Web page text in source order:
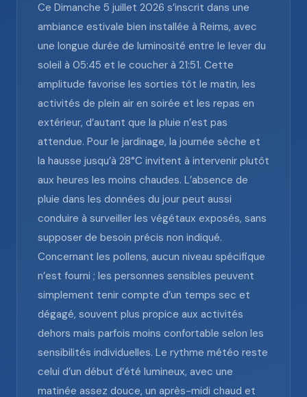
Ce Dimanche 5 juillet 2026 s’inscrit dans une
ambiance estivale bien installée à Reims, avec
une longue durée de luminosité entre le lever du
soleil à 05:45 et le coucher à 21:51. Cette
amplitude favorise les sorties tôt le matin, les
activités de plein air en soirée et les repas en
extérieur, d’autant que la pluie n’est pas
attendue. Pour le jardinage, la journée sèche et
la hausse jusqu’à 28°C invitent à intervenir plutôt
aux heures les moins chaudes. L’absence de
pluie dans les données du jour peut aussi
conduire à surveiller les végétaux exposés, sans
supposer de besoin précis non indiqué.
Concernant les pollens, aucun niveau spécifique
n’est fourni ; les personnes sensibles peuvent
simplement tenir compte d’un temps sec et
dégagé, souvent plus propice aux activités
dehors mais parfois moins confortable selon les
sensibilités individuelles. Le rythme météo reste
celui d’un début d’été lumineux, avec une
matinée assez douce, un après-midi chaud et